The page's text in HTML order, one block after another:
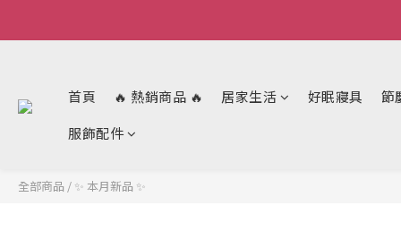
首頁 🔥 熱銷商品 🔥 居家生活 好眠寢具
節
服飾配件
全部商品 / ✨ 本月新品 ✨